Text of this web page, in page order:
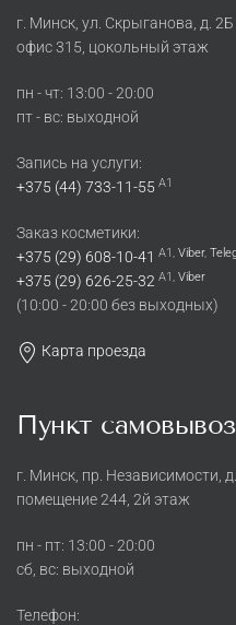
г. Минск, ул. Скрыганова, д. 2Б
офис 315, цокольный этаж
пн - чт: 13:00 - 20:00
пт - вс: выходной
Запись на услуги:
+375 (44) 733-11-55 A1
Заказ косметики:
+375 (29) 608-10-41 A1, Viber,
+375 (29) 626-25-32 A1, Viber
(10:00 - 20:00 без выходных)
Карта проезда
Пункт
г. Минск, пр. Независимости,
помещение 244, 2й этаж
пн - пт: 13:00 - 20:00
сб, вс: выходной
Телефон: